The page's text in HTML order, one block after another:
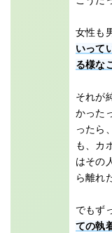
女性も
いって
る様な
それが
かった
ったら
も、カ
はその
ら離れ
でもず
ての執